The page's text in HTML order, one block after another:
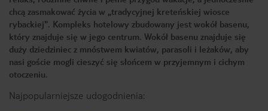
chcą zasmakować życia w „tradycyjnej kreteńskiej wiosce
rybackiej". Kompleks hotelowy zbudowany jest wokół basenu,
który znajduje się w jego centrum. Wokół basenu znajduje się
duży dziedziniec z mnóstwem kwiatów, parasoli i leżaków, aby
nasi goście mogli cieszyć się słońcem w przyjemnym i cichym
otoczeniu.
Najpopularniejsze udogodnienia: